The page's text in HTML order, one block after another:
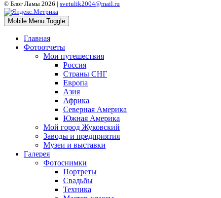
© Блог Ламы 2026 | svetulik2004@mail.ru
Mobile Menu Toggle
Главная
Фотоотчеты
Мои путешествия
Россия
Страны СНГ
Европа
Азия
Африка
Северная Америка
Южная Америка
Мой город Жуковский
Заводы и предприятия
Музеи и выставки
Галерея
Фотоснимки
Портреты
Свадьбы
Техника